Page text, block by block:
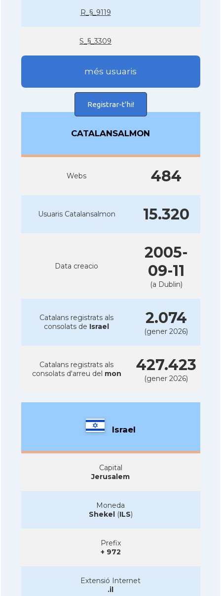
R_§_9119
S_§_3309
més usuaris
Registrar-t'hi!
CATALANSALMON
Webs 484
Usuaris Catalansalmon 15.320
Data creacio
2005-
09-11
(a Dublin)
Catalans registrats als
consolats de Israel 2.074
(gener 2026)
Catalans registrats als
consolats d'arreu del mon 427.423
(gener 2026)
Israel
Capital
Jerusalem
Moneda
Shekel(ILS)
Prefix
+ 972
Extensió Internet
.il